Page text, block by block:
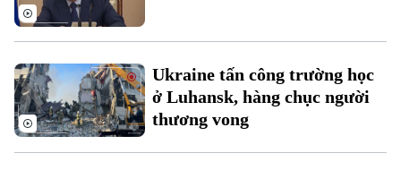
Xu hướng
Ukraine tấn công trường học
ở Luhansk, hàng chục người
thương vong